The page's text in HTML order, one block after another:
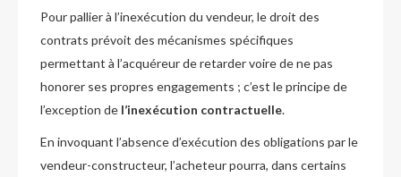
Pour pallier à l’inexécution du vendeur, le droit des
contrats prévoit des mécanismes spécifiques
permettant à l’acquéreur de retarder voire de ne pas
honorer ses propres engagements ; c’est le principe de
l’exception de l’inexécution contractuelle.
En invoquant l’absence d’exécution des obligations par le
vendeur-constructeur, l’acheteur pourra, dans certains